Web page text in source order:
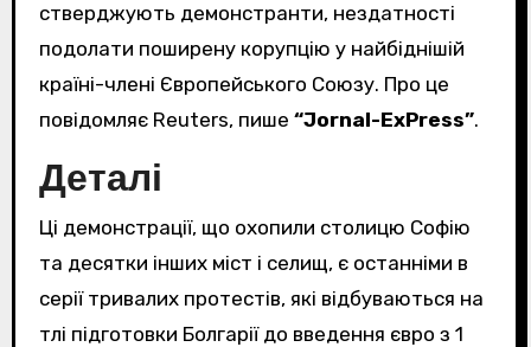
стверджують демонстранти, нездатності
подолати поширену корупцію у найбіднішій
країні-члені Європейського Союзу. Про це
повідомляє Reuters, пише “Jornal-ExPress”.
Деталі
Ці демонстрації, що охопили столицю Софію
та десятки інших міст і селищ, є останніми в
серії тривалих протестів, які відбуваються на
тлі підготовки Болгарії до введення євро з 1